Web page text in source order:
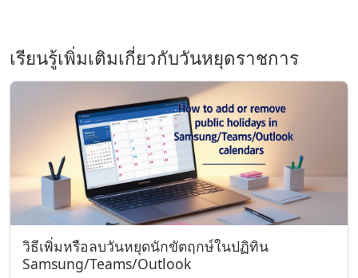
เรียนรู้เพิ่มเติมเกี่ยวกับวันหยุดราชการ
วิธีเพิ่มหรือลบวันหยุดนักขัตฤกษ์ในปฏิทิน
Samsung/Teams/Outlook